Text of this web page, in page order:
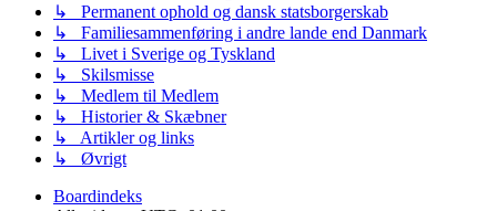
↳ Permanent ophold og dansk statsborgerskab
↳ Familiesammenføring i andre lande end Danmark
↳ Livet i Sverige og Tyskland
↳ Skilsmisse
↳ Medlem til Medlem
↳ Historier & Skæbner
↳ Artikler og links
↳ Øvrigt
Boardindeks